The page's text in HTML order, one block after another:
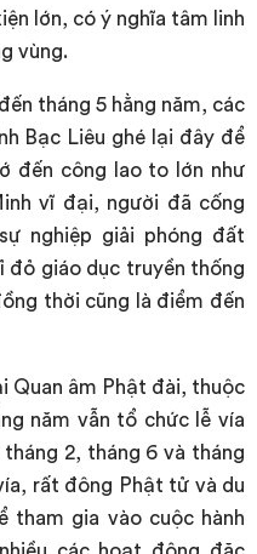
lớn, có ý nghĩa tâm linh
vùng.
tháng 5 hằng năm, các
Bạc Liêu ghé lại đây để
đến công lao to lớn như
vĩ đại, người đã cống
nghiệp giải phóng đất
đỏ giáo dục truyền thống
thời cũng là điểm đến
Quan âm Phật đài, thuộc
năm vẫn tổ chức lễ vía
2, tháng 6 và tháng
rất đông Phật tử và du
tham gia vào cuộc hành